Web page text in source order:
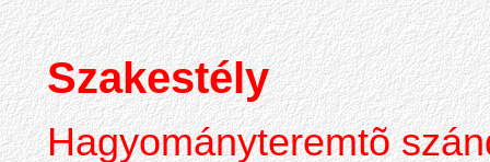
Szakestély
Hagyományteremtõ